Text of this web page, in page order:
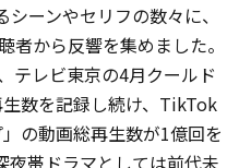
ーンやセリフの数々に、
者から反響を集めました。
テレビ東京の4月クールド
数を記録し続け、TikTok
の動画総再生数が1億回を
夜帯ドラマとしては前代未